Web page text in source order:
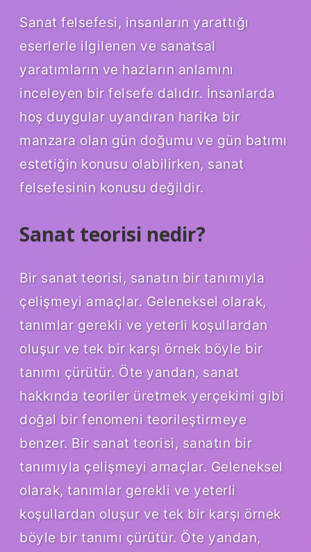
Sanat felsefesi, insanların yarattığı
eserlerle ilgilenen ve sanatsal
yaratımların ve hazların anlamını
inceleyen bir felsefe dalıdır. İnsanlarda
hoş duygular uyandıran harika bir
manzara olan gün doğumu ve gün batımı
estetiğin konusu olabilirken, sanat
felsefesinin konusu değildir.
Sanat teorisi nedir?
Bir sanat teorisi, sanatın bir tanımıyla
çelişmeyi amaçlar. Geleneksel olarak,
tanımlar gerekli ve yeterli koşullardan
oluşur ve tek bir karşı örnek böyle bir
tanımı çürütür. Öte yandan, sanat
hakkında teoriler üretmek yerçekimi gibi
doğal bir fenomeni teorileştirmeye
benzer. Bir sanat teorisi, sanatın bir
tanımıyla çelişmeyi amaçlar. Geleneksel
olarak, tanımlar gerekli ve yeterli
koşullardan oluşur ve tek bir karşı örnek
böyle bir tanımı çürütür. Öte yandan,